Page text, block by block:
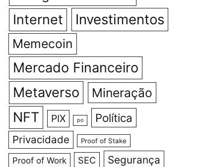
Internet Investimentos
Memecoin
Mercado Financeiro
Metaverso
Mineração
NFT PIX po Política
Privacidade Proof of Stake
Proof of Work SEC Segurança